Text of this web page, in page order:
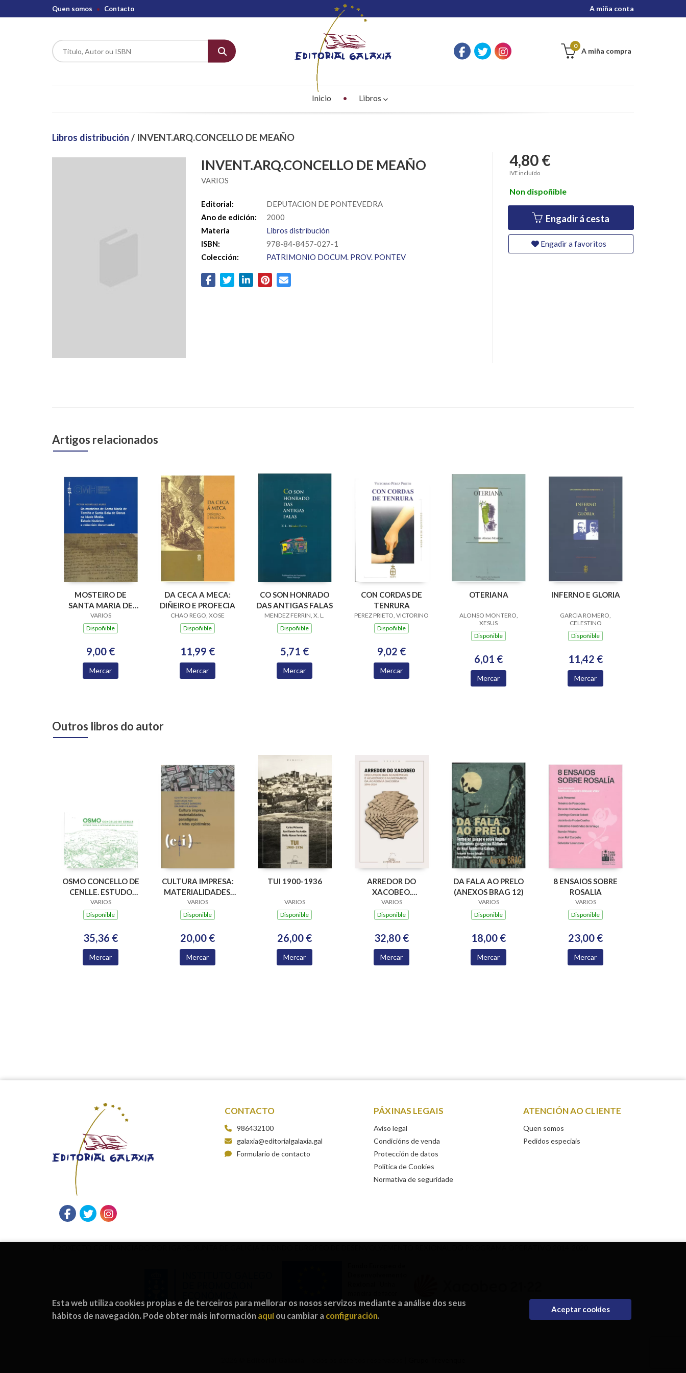
A miña conta
Quen somos Contacto
A miña compra
0
Inicio Libros
Libros distribución / INVENT.ARQ.CONCELLO DE MEAÑO
INVENT.ARQ.CONCELLO DE MEAÑO
VARIOS
Editorial:
DEPUTACION DE PONTEVEDRA
Ano de edición:
2000
Materia
Libros distribución
ISBN:
978-84-8457-027-1
Colección:
PATRIMONIO DOCUM. PROV. PONTEV
4,80 €
IVE incluído
Non dispoñible
Engadir á cesta
Engadir a favoritos
Artigos relacionados
MOSTEIRO DE
SANTA MARIA DE
XUNQUEIRA DE
ESPADANEDO SXII-
VARIOS
Dispoñible
9,00 €
Mercar
DA CECA A MECA:
DIÑEIRO E PROFECIA
CHAO REGO, XOSE
Dispoñible
11,99 €
Mercar
CO SON HONRADO
DAS ANTIGAS FALAS
MENDEZ FERRIN, X. L.
Dispoñible
5,71 €
Mercar
CON CORDAS DE
TENRURA
PEREZ PRIETO, VICTORINO
Dispoñible
9,02 €
Mercar
OTERIANA
ALONSO MONTERO,
XESUS
Dispoñible
6,01 €
Mercar
INFERNO E GLORIA
GARCIA ROMERO,
CELESTINO
Dispoñible
11,42 €
Mercar
Outros libros do autor
OSMO CONCELLO DE
CENLLE. ESTUDO
PARA A
INTERVENCION NO
VARIOS
Dispoñible
35,36 €
Mercar
CULTURA IMPRESA:
MATERIALIDADES,
PARADIGMAS E
RETOS EPISTÉMICOS
VARIOS
Dispoñible
20,00 €
Mercar
TUI 1900-1936
VARIOS
Dispoñible
26,00 €
Mercar
ARREDOR DO
XACOBEO.
DISCURSO DAS
ACADEMICAS E
NUMERARIOS DA
ACADEMIA
XACOBEA 2016-
2024
VARIOS
Dispoñible
32,80 €
Mercar
DA FALA AO PRELO
(ANEXOS BRAG 12)
VARIOS
Dispoñible
18,00 €
Mercar
8 ENSAIOS SOBRE
ROSALIA
VARIOS
Dispoñible
23,00 €
Mercar
CONTACTO
986432100
galaxia@editorialgalaxia.gal
Formulario de contacto
PÁXINAS LEGAIS
Aviso legal
Condicións de venda
Protección de datos
Política de Cookies
Normativa de seguridade
ATENCIÓN AO CLIENTE
Quen somos
Pedidos especiais
Europa”
Esta web utiliza cookies propias e de terceiros para mellorar os nosos servizos mediante a análise dos seus
hábitos de navegación. Pode obter máis información aquíou cambiar a configuración.
Aceptar cookies